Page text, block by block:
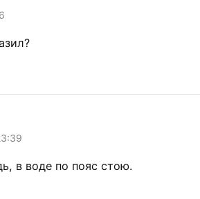
в воде по пояс стою.